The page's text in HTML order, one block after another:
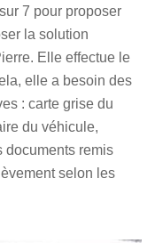
7 pour proposer
la solution
Elle effectue le
elle a besoin des
: carte grise du
du véhicule,
remis
selon les